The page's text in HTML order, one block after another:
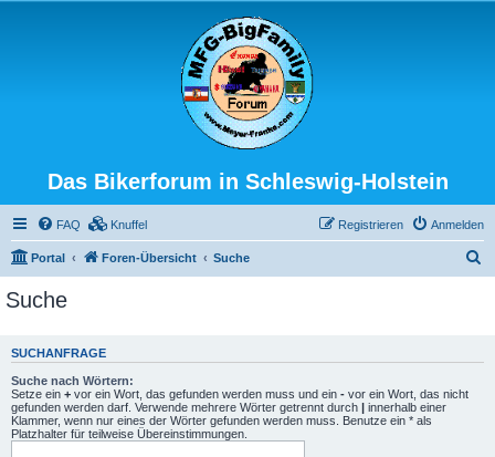
Das Bikerforum in Schleswig-Holstein
FAQ Knuffel Anmelden
Registrieren
Portal Foren-Übersicht Suche
e
Suche
SUCHANFRAGE
Suche nach Wörtern:
Setze ein + vor ein Wort, das gefunden werden muss und ein - vor ein Wort, das nicht
gefunden werden darf. Verwende mehrere Wörter getrennt durch | innerhalb einer
Klammer, wenn nur eines der Wörter gefunden werden muss. Benutze ein * als
Platzhalter für teilweise Übereinstimmungen.